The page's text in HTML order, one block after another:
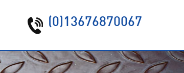
(0)13676870067